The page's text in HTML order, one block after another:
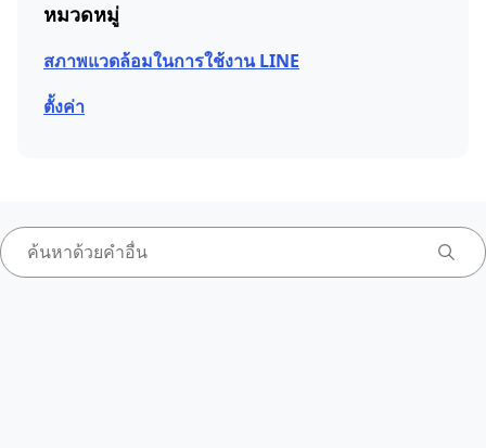
หมวดหมู่
สภาพแวดล้อมในการใช้งาน LINE
ตั้งค่า